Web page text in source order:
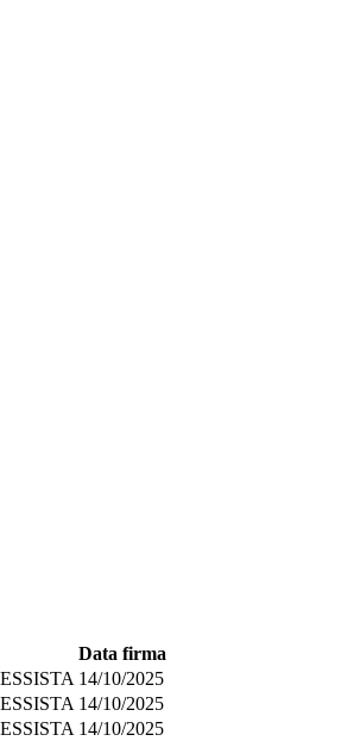
Data firma
14/10/2025
14/10/2025
14/10/2025